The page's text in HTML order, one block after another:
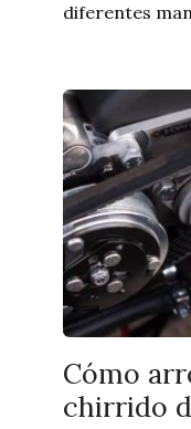
diferentes
Cómo
chirrido